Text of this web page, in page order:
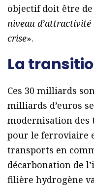
objectif doit être
niveau
crise».
La
Ces 30 milliards
milliards d’euros
modernisation
pour le ferroviaire
transports en
décarbonation de
filière hydrogène